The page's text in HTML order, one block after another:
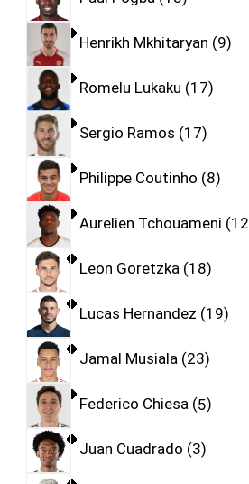
Henrikh Mkhitaryan 9
Romelu Lukaku 17
Sergio Ramos 17
Philippe Coutinho 8
Aurelien Tchouameni 12
Leon Goretzka 18
Lucas Hernandez 19
Jamal Musiala 23
Federico Chiesa 5
Juan Cuadrado 3